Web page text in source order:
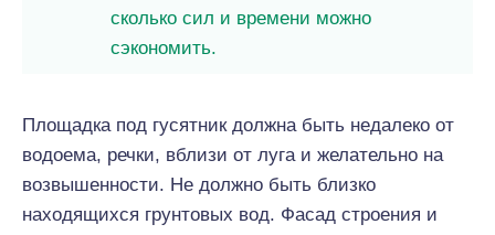
сколько сил и времени можно
сэкономить.
Площадка под гусятник должна быть недалеко от
водоема, речки, вблизи от луга и желательно на
возвышенности. Не должно быть близко
находящихся грунтовых вод. Фасад строения и